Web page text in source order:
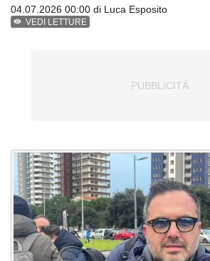
04.07.2026 00:00 di Luca Esposito
VEDI LETTURE